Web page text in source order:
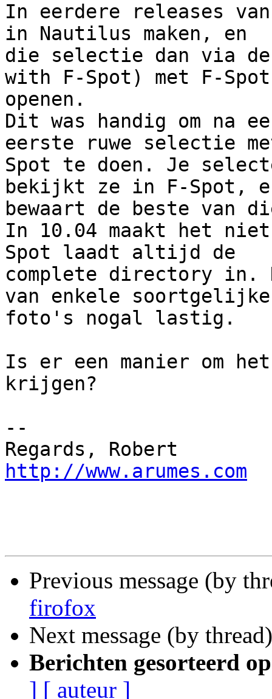
In eerdere releases
in Nautilus maken, en
die selectie dan via de
with F-Spot) met F-
openen.
Dit was handig om na
eerste ruwe selectie
Spot te doen. Je
bekijkt ze in F-Spot,
bewaart de beste van
In 10.04 maakt het
Spot laadt altijd de
complete directory in.
van enkele
foto's nogal lastig.
Is er een manier om
krijgen?
--
http://www.arumes.com
Previous message (by
firofox
Next message (by
Berichten gesorteerd
] [ auteur ]